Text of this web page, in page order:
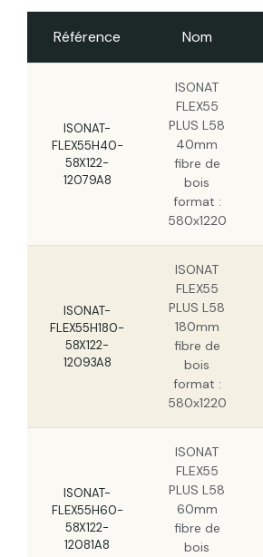
ISONAT FLEX55 PLUS L58
bois format : 580x1220
ISONAT FLEX55 PLUS L58
bois format : 580x1220
ISONAT FLEX55 PLUS L58
bois format : 580x1220
ISONAT FLEX55 PLUS L58
bois format : 580x1220
Référence Nom
ISONAT-
FLEX55H40-
58X122-
12079A8
ISONAT
FLEX55
PLUS L58
40mm
fibre de
bois
format :
580x1220
ISONAT-
FLEX55H180-
58X122-
12093A8
ISONAT
FLEX55
PLUS L58
180mm
fibre de
bois
format :
580x1220
ISONAT-
FLEX55H60-
58X122-
12081A8
ISONAT
FLEX55
PLUS L58
60mm
fibre de
bois